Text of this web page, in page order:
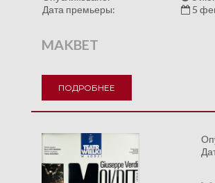
Дата премьеры:
5
MAKBET
ПОДРОБНЕЕ